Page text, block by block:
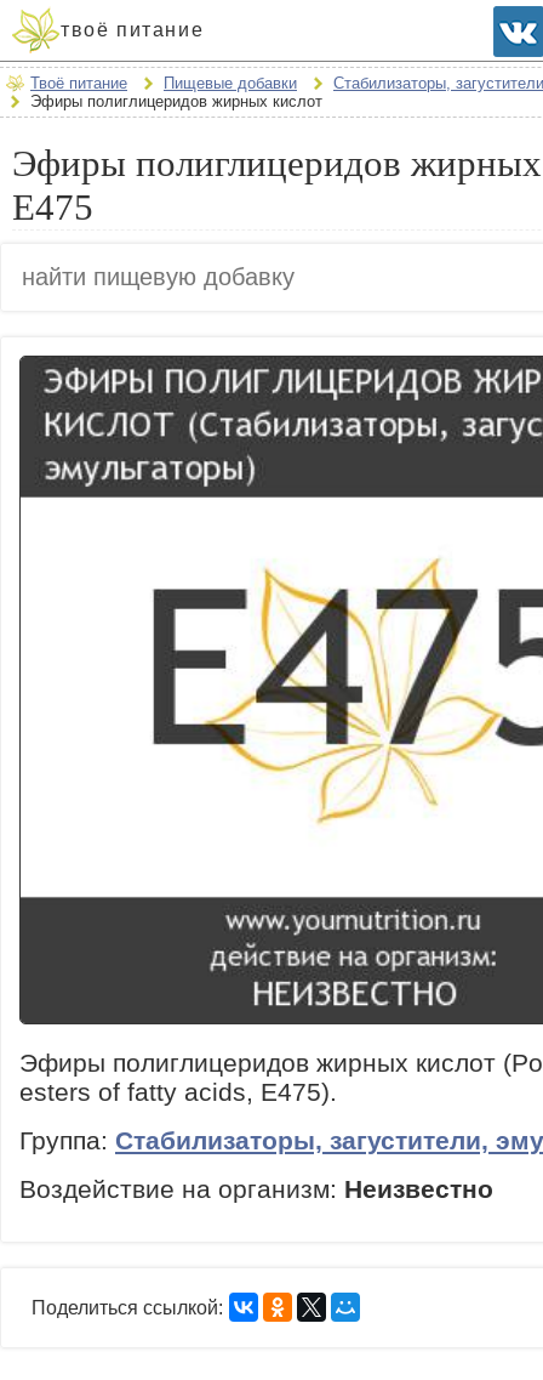
твоё питание
Твоё питание Пищевые добавки
Стабилизаторы,
Эфиры полиглицеридов жирных кислот
Эфиры полиглицеридов
E475
Эфиры полиглицеридов жирных кислот
esters of fatty acids, E475).
Группа: Стабилизаторы, загустители,
Воздействие на организм: Неизвестно
Поделиться ссылкой: